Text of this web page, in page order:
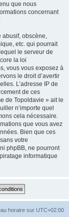
que nous
concernant
abusif, obscène,
etc. qui pourrait
le serveur de
la loi
vous vous exposez à
le droit d’avertir
L’adresse IP de
de ces
de Topoldavie » ait le
n’importe quel
cela nécessaire.
que vous avez
Bien que ces
votre
phpBB, ne pourront
informatique
horaire sur UTC+02:00